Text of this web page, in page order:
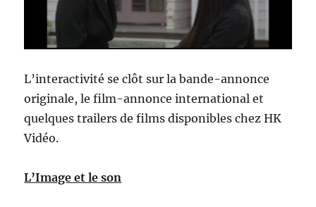
L’interactivité se clôt sur la bande-annonce
originale, le film-annonce international et
quelques trailers de films disponibles chez HK
Vidéo.
L’Image et le son